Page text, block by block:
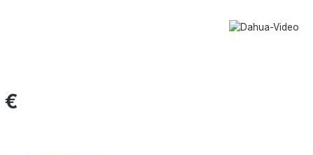
€